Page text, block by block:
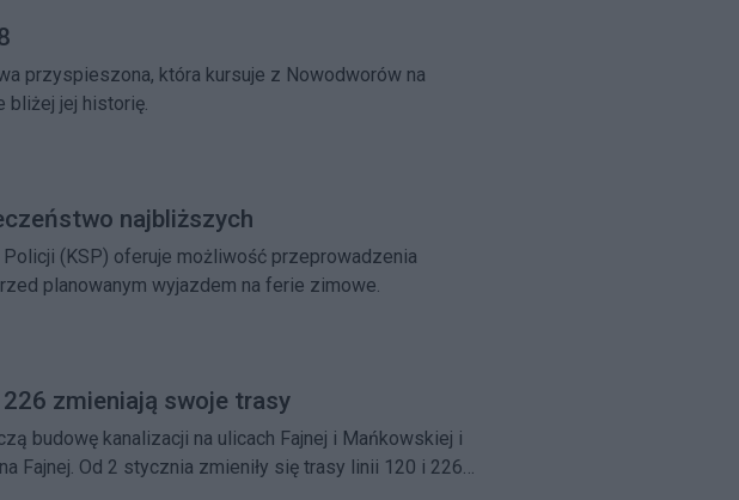
przyspieszona, która kursuje z Nowodworów na
bliżej jej historię.
najbliższych
Policji (KSP) oferuje możliwość przeprowadzenia
planowanym wyjazdem na ferie zimowe.
zmieniają swoje trasy
budowę kanalizacji na ulicach Fajnej i Mańkowskiej i
Fajnej. Od 2 stycznia zmieniły się trasy linii 120 i 226.